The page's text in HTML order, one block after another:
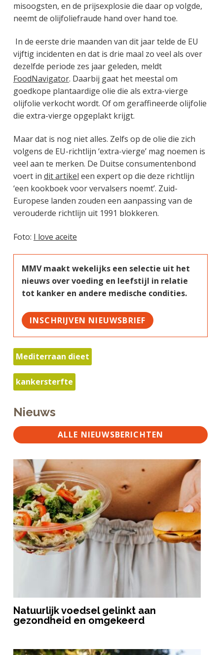
misoogsten, en de prijsexplosie die daar op volgde,
neemt de olijfoliefraude hand over hand toe.
In de eerste drie maanden van dit jaar telde de EU
vijftig incidenten en dat is drie maal zo veel als over
dezelfde periode zes jaar geleden, meldt
FoodNavigator. Daarbij gaat het meestal om
goedkope plantaardige olie die als extra-vierge
olijfolie verkocht wordt. Of om geraffineerde olijfolie
die extra-vierge opgeplakt krijgt.
Maar dat is nog niet alles. Zelfs op de olie die zich
volgens de EU-richtlijn ‘extra-vierge’ mag noemen is
veel aan te merken. De Duitse consumentenbond
voert in dit artikel een expert op die deze richtlijn
‘een kookboek voor vervalsers noemt’. Zuid-
Europese landen zouden een aanpassing van de
verouderde richtlijn uit 1991 blokkeren.
Foto: I love aceite
MMV maakt wekelijks een selectie uit het
nieuws over voeding en leefstijl in relatie
tot kanker en andere medische condities.
INSCHRIJVEN NIEUWSBRIEF
Mediterraan dieet
kankersterfte
Nieuws
ALLE NIEUWSBERICHTEN
Natuurlijk voedsel gelinkt aan
gezondheid en omgekeerd